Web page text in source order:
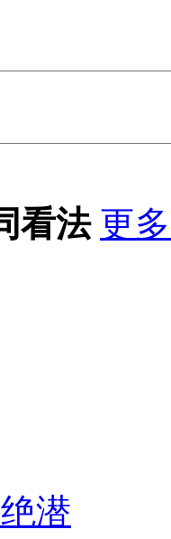
看法 更